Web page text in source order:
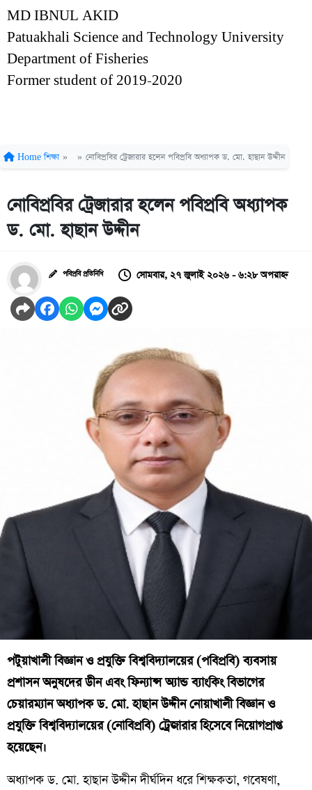
MD IBNUL AKID
Patuakhali Science and Technology University
Department of Fisheries
Former student of 2019-2020
Home শিক্ষা » » নোবিপ্রবির ট্রেজারার হলেন পবিপ্রবি অধ্যাপক ড. মো. হাছান উদ্দীন
নোবিপ্রবির ট্রেজারার হলেন পবিপ্রবি অধ্যাপক
ড. মো. হাছান উদ্দীন
পবিপ্রবি প্রতিনিধি সোমবার, ২৭ জুলাই ২০২৬ - ৬:২৮ অপরাহ্ন
পটুয়াখালী বিজ্ঞান ও প্রযুক্তি বিশ্ববিদ্যালয়ের (পবিপ্রবি) ব্যবসায়
প্রশাসন অনুষদের ডীন এবং ফিন্যান্স অ্যান্ড ব্যাংকিং বিভাগের
চেয়ারম্যান অধ্যাপক ড. মো. হাছান উদ্দীন নোয়াখালী বিজ্ঞান ও
প্রযুক্তি বিশ্ববিদ্যালয়ের (নোবিপ্রবি) ট্রেজারার হিসেবে নিয়োগপ্রাপ্ত
হয়েছেন।
অধ্যাপক ড. মো. হাছান উদ্দীন দীর্ঘদিন ধরে শিক্ষকতা, গবেষণা,